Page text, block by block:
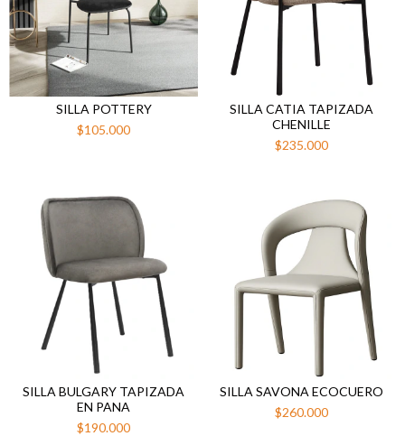
SILLA POTTERY
$105.000
SILLA CATIA TAPIZADA
CHENILLE
$235.000
SILLA BULGARY TAPIZADA
EN PANA
$190.000
SILLA SAVONA ECOCUERO
$260.000